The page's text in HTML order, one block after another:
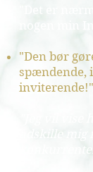
"Det er
nogen min
"Den bør
spændende,
inviterende!"
adskille mig